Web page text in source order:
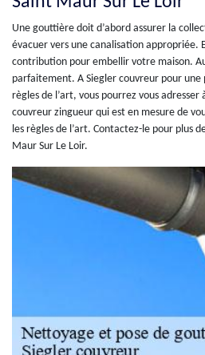
Une gouttière doit d’abord assurer la
évacuer vers une canalisation appropriée.
contribution pour embellir votre maison.
parfaitement. A Siegler couvreur pour une
règles de l’art, vous pourrez vous adresser
couvreur zingueur qui est en mesure de
les règles de l’art. Contactez-le pour plus
Maur Sur Le Loir.